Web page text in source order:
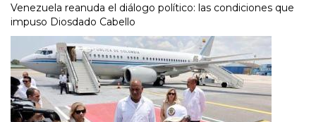
Venezuela reanuda el diálogo político: las condiciones que
impuso Diosdado Cabello